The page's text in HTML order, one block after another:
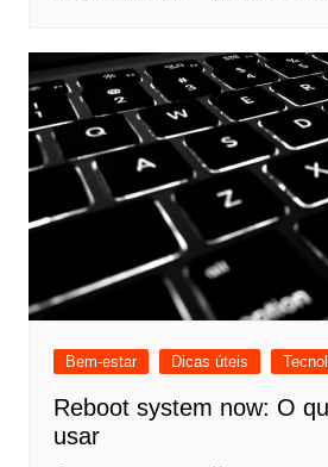
Bem-estar Dicas úteis
Reboot system now: O
usar